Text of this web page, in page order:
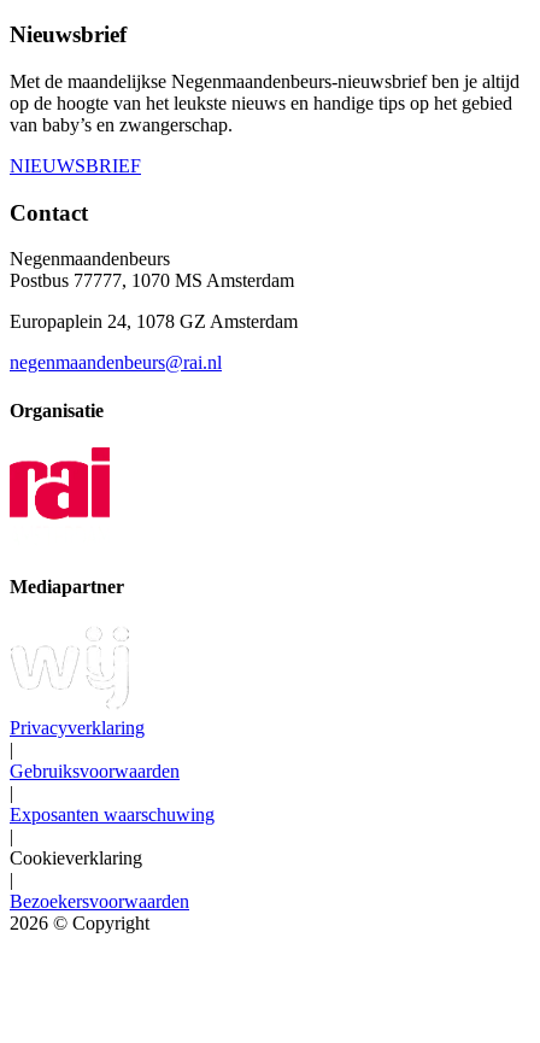
Nieuwsbrief
Met de maandelijkse Negenmaandenbeurs-nieuwsbrief ben je altijd
op de hoogte van het leukste nieuws en handige tips op het gebied
van baby’s en zwangerschap.
NIEUWSBRIEF
Contact
Negenmaandenbeurs
Postbus 77777, 1070 MS Amsterdam
Europaplein 24, 1078 GZ Amsterdam
negenmaandenbeurs@rai.nl
Organisatie
Mediapartner
Privacyverklaring
|
Gebruiksvoorwaarden
|
Exposanten waarschuwing
|
Cookieverklaring
|
Bezoekersvoorwaarden
2026 © Copyright